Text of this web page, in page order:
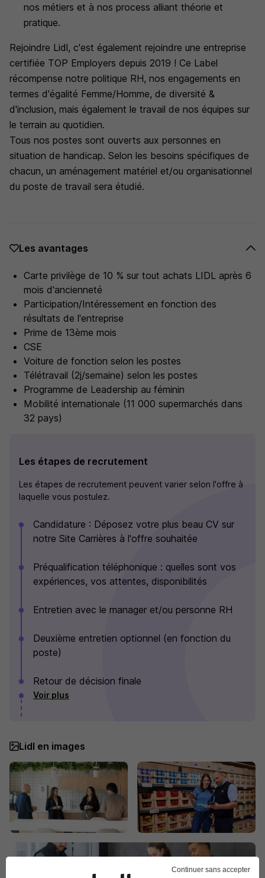
nos métiers et à nos process alliant théorie et
pratique.
Rejoindre Lidl, c'est également rejoindre une entreprise
certifiée TOP Employers depuis 2019 ! Ce Label
récompense notre politique RH, nos engagements en
termes d'égalité Femme/Homme, de diversité &
d'inclusion, mais également le travail de nos équipes sur
le terrain au quotidien.
Tous nos postes sont ouverts aux personnes en
situation de handicap. Selon les besoins spécifiques de
chacun, un aménagement matériel et/ou organisationnel
du poste de travail sera étudié.
Les avantages
Carte privilège de 10 % sur tout achats LIDL après 6
mois d'ancienneté
Participation/Intéressement en fonction des
résultats de l'entreprise
Prime de 13ème mois
CSE
Voiture de fonction selon les postes
Télétravail (2j/semaine) selon les postes
Programme de Leadership au féminin
Mobilité internationale (11 000 supermarchés dans
32 pays)
Les étapes de recrutement
Les étapes de recrutement peuvent varier selon l'offre à
laquelle vous postulez.
Candidature : Déposez votre plus beau CV sur
notre Site Carrières à l'offre souhaitée
Préqualification téléphonique : quelles sont vos
expériences, vos attentes, disponibilités
Entretien avec le manager et/ou personne RH
Deuxième entretien optionnel (en fonction du
poste)
Retour de décision finale
Voir plus
Lidl en images
Continuer sans accepter